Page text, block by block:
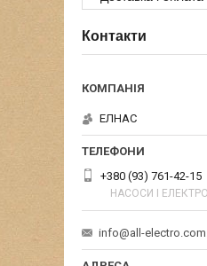
Контакти
ЕЛНАС
+380 (93) 761-42-15
НАСОСИ І
info@all-